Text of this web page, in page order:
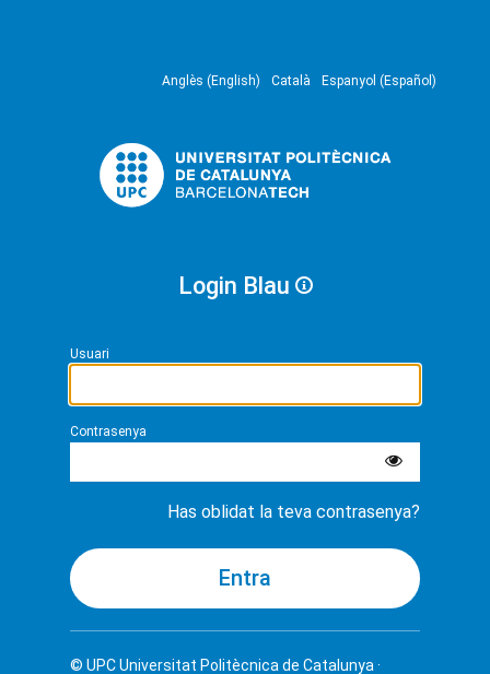
Anglès (English) Català Espanyol (Español)
Login Blau
Usuari
Contrasenya
Has oblidat la teva contrasenya?
© UPCUniversitat Politècnica de Catalunya ·